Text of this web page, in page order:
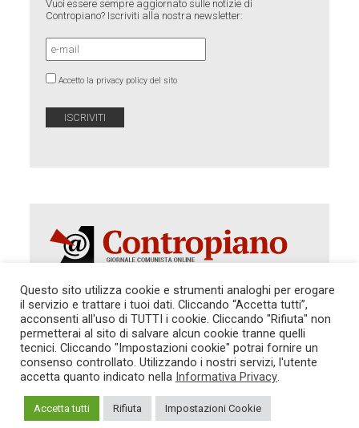
Vuoi essere sempre aggiornato sulle notizie di
Contropiano? Iscriviti alla nostra newsletter:
Accetto la privacy policy del sito
Autorizzazione del Tribunale di Roma 286 del 31
dicembre 2014. Direttore Responsabile: Sergio
Cararo. Indirizzo: V.Casalbruciato 27- sc. B - 00159
Roma -
Tel. 06.640.122.19 -redazione@contropiano.org
TG CONTROPIANO
LINK CONSIGLIATI
PRIVACY
COOKIE POLICY
Questo sito utilizza cookie e strumenti analoghi per erogare
il servizio e trattare i tuoi dati. Cliccando “Accetta tutti”,
acconsenti all'uso di TUTTI i cookie. Cliccando "Rifiuta" non
permetterai al sito di salvare alcun cookie tranne quelli
tecnici. Cliccando "Impostazioni cookie" potrai fornire un
consenso controllato. Utilizzando i nostri servizi, l'utente
accetta quanto indicato nella Informativa Privacy.
Accetta tutti Rifiuta Impostazioni Cookie